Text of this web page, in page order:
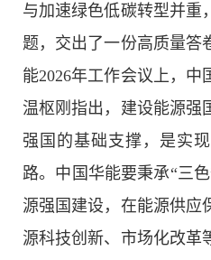
与加速绿色低碳转型并重
题，交出了一份高质量答
能2026年工作会议上，
温枢刚指出，建设能源强
强国的基础支撑，是实
路。中国华能要秉承“三
源强国建设，在能源供应
源科技创新、市场化改革